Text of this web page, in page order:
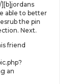
able to better
the pin
Next.
friend
an